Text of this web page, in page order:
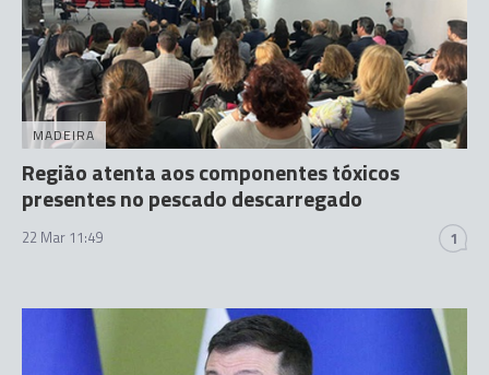
MADEIRA
Região atenta aos componentes tóxicos
presentes no pescado descarregado
22 Mar 11:49 1